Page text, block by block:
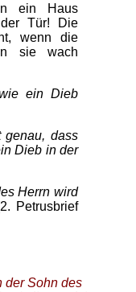
ein Haus
Tür! Die
wenn die
sie wach
ein Dieb
genau, dass
Dieb in der
Herrn wird
Petrusbrief
der Sohn des